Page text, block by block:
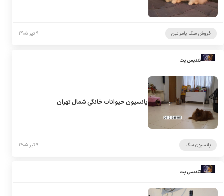
فروش سگ پامرانین ۹ تیر ۱۴۰۵
تندیس پت
پانسیون حیوانات خانگی شمال تهران
پانسیون سگ ۹ تیر ۱۴۰۵
تندیس پت